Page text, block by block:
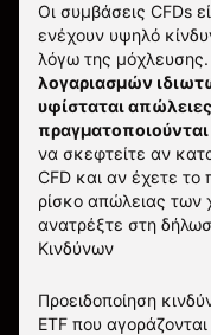
Οι συμβάσεις CFDs
ενέχουν υψηλό
λόγω της μόχλευσης.
λογαριασμών
υφίσταται
να σκεφτείτε αν
CFD και αν έχετε το
ρίσκο απώλειας των
ανατρέξτε στη
Κινδύνων
Προειδοποίηση
ETF που